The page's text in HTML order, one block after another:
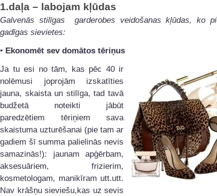
1.daļa – labojam kļūdas
Galvenās stilīgas garderobes veidošanas kļūdas, ko
gadīgas sievietes:
• Ekonomēt sev domātos tēriņus
Ja tu esi no tām, kas pēc 40 ir
nolēmusi joprojām izskatīties
jauna, skaista un stilīga, tad tavā
budžetā noteikti jābūt
paredzētiem tēriņiem sava
skaistuma uzturēšanai (pie tam ar
gadiem šī summa palielinās nevis
samazinās!): jaunam apģērbam,
aksesuāriem, frizierim,
kosmetologam, manikīram utt.utt.
Nav krāšņu sieviešu,kas uz sevis